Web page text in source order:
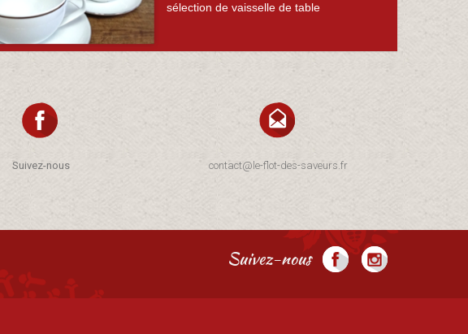
sélection de vaisselle de table
Suivez-nous contact@le-flot-des-saveurs.fr
Suivez-nous